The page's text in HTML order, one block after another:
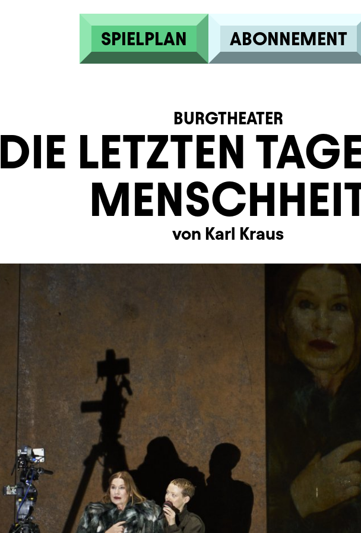
SPIELPLAN ABONNEMENT
DIE LETZTEN
BURGTHEATER
von Karl Kraus